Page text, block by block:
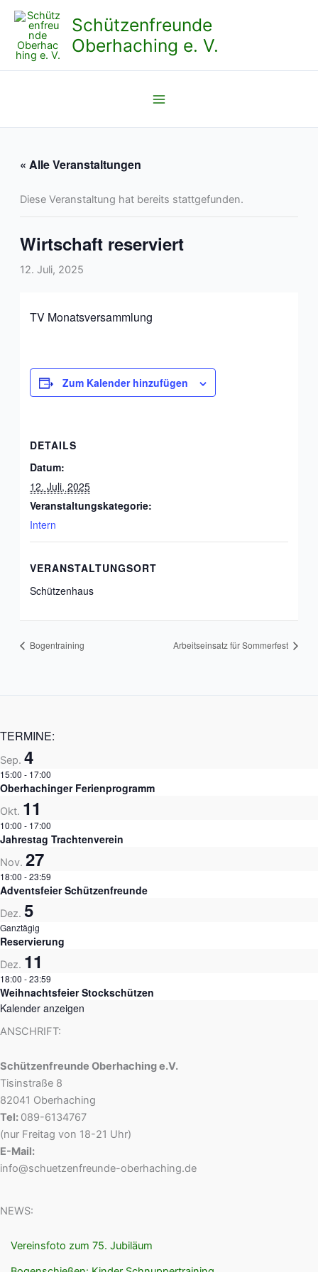
Zum
Inhalt
springen
Schützenfreunde
Oberhaching e. V.
« Alle Veranstaltungen
Diese Veranstaltung hat bereits stattgefunden.
Wirtschaft reserviert
12. Juli, 2025
TV Monatsversammlung
Zum Kalender hinzufügen
DETAILS
Datum:
12. Juli, 2025
Veranstaltungskategorie:
Intern
VERANSTALTUNGSORT
Schützenhaus
Bogentraining Arbeitseinsatz für Sommerfest
TERMINE:
Sep. 4
15:00 - 17:00
Oberhachinger Ferienprogramm
Okt. 11
10:00 - 17:00
Jahrestag Trachtenverein
Nov. 27
18:00 -23:59
Adventsfeier Schützenfreunde
Dez. 5
Ganztägig
Reservierung
Dez. 11
18:00 -23:59
Weihnachtsfeier Stockschützen
Kalender anzeigen
ANSCHRIFT:
Schützenfreunde Oberhaching e.V.
Tisinstraße 8
82041 Oberhaching
Tel: 089-6134767
(nur Freitag von 18-21 Uhr)
E-Mail:
info@schuetzenfreunde-oberhaching.de
NEWS:
Vereinsfoto zum 75. Jubiläum